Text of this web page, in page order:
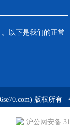
以下是我们的正常
版权所有
沪公网安备